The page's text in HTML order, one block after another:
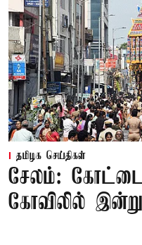
தமிழக செய்திகள்
சேலம்: கோட்டை
கோவிலில்